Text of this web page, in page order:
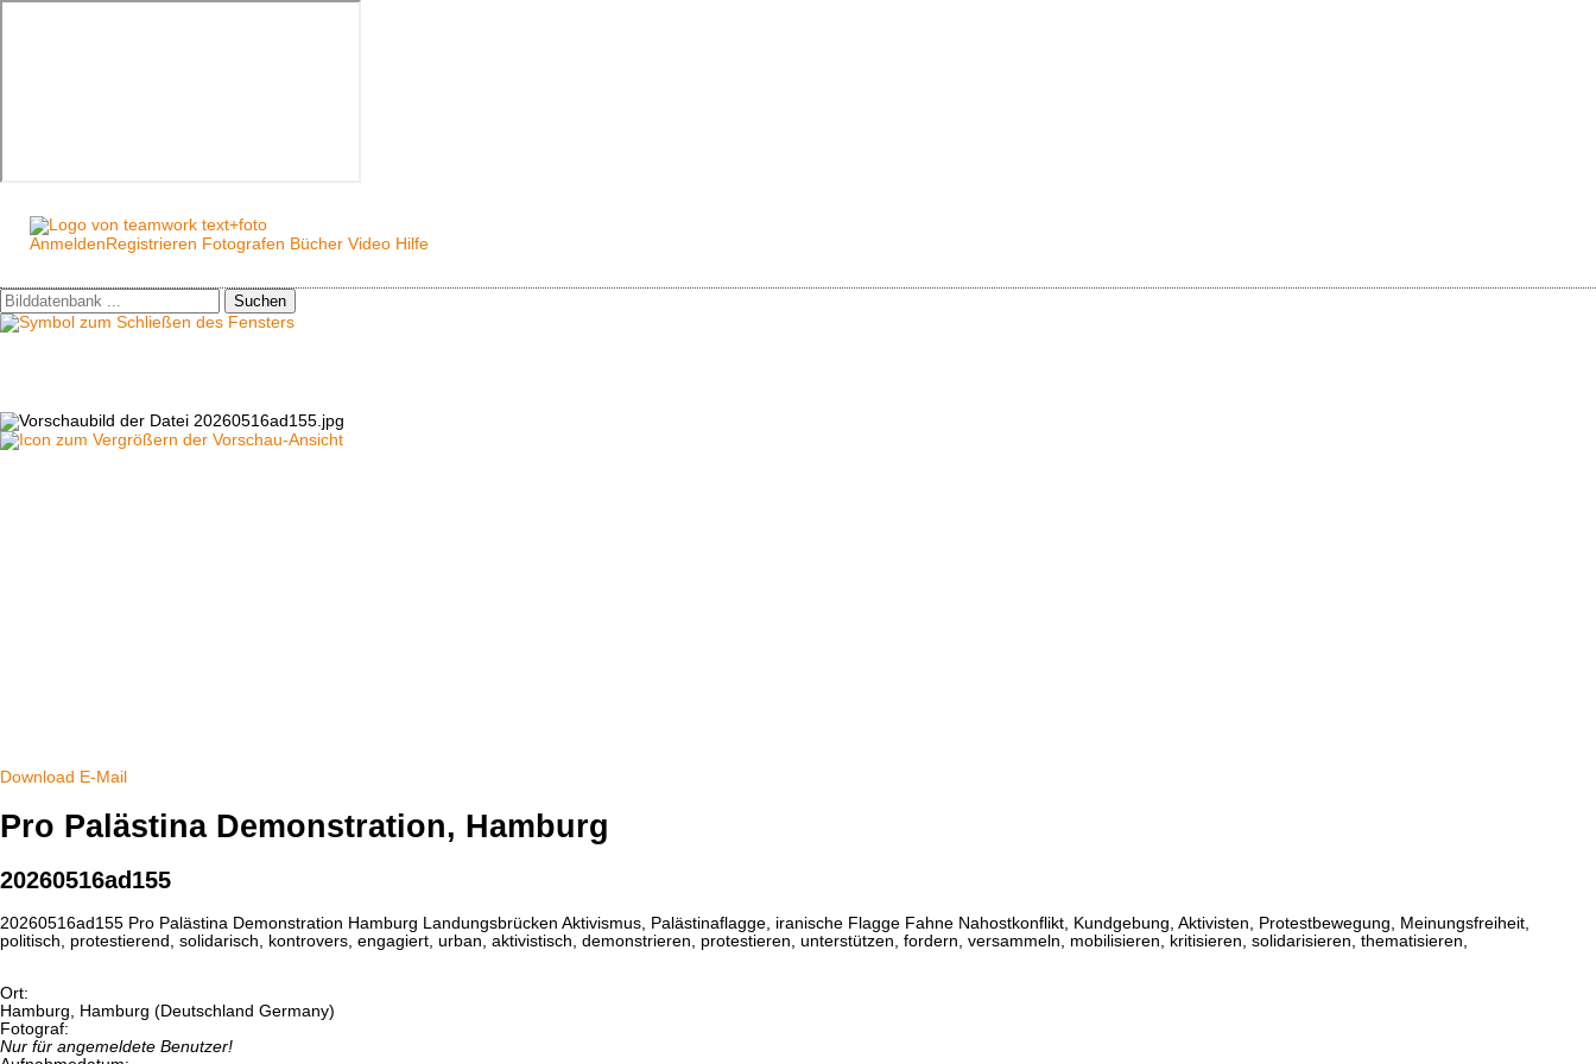
Anmelden Registrieren Fotografen Bücher Video Hilfe
Suchen
Download E-Mail
Pro Palästina Demonstration, Hamburg
20260516ad155
20260516ad155 Pro Palästina Demonstration Hamburg Landungsbrücken Aktivismus, Palästinaflagge, iranische Flagge Fahne Nahostkonflikt, Kundgebung, Aktivisten, Protestbewegung, Meinungsfreiheit,
politisch, protestierend, solidarisch, kontrovers, engagiert, urban, aktivistisch, demonstrieren, protestieren, unterstützen, fordern, versammeln, mobilisieren, kritisieren, solidarisieren, thematisieren,
Ort:
Hamburg, Hamburg (Deutschland Germany)
Fotograf:
Nur für angemeldete Benutzer!